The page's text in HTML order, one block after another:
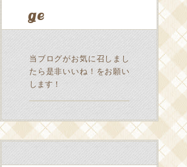
ge
当ブログがお気に召しまし
たら是非いいね！をお願い
します！